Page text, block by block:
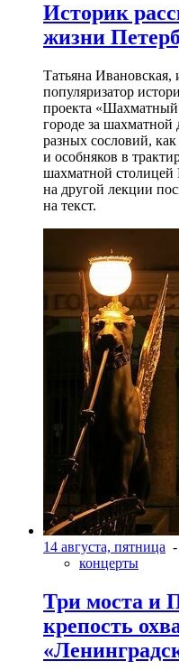
Историк
жизни
Татьяна Ивановская,
популяризатор
проекта «Шахматный
городе за шахматной
разных сословий,
и особняков в
шахматной столицей
на другой лекции
на текст.
14 августа, пятница -
концерты
Три моста и
крепость